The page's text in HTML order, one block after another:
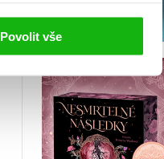
Povolit vše